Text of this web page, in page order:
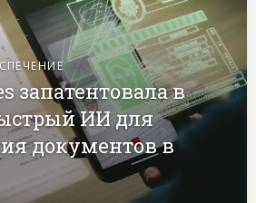
запатентовала в
ИИ для
документов в